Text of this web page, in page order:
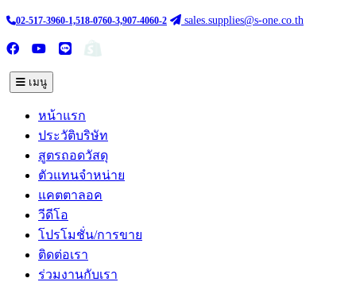
02-517-3960-1,518-0760-3,907-4060-2 sales.supplies@s-one.co.th
เมนู
หน้าแรก
ประวัติบริษัท
สูตรถอดวัสดุ
ตัวแทนจำหน่าย
แคตตาลอค
วีดีโอ
โปรโมชั่น/การขาย
ติดต่อเรา
ร่วมงานกับเรา